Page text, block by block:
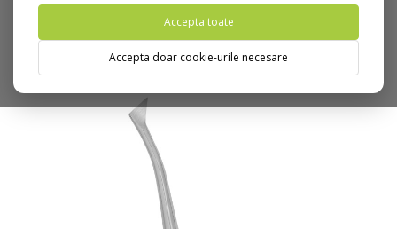
Accepta toate
Accepta doar cookie-urile necesare
Nu puteti plasa comenzi din tara din care accesati website-ul
(United States).